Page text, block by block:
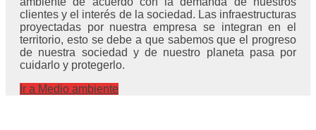
clientes y el interés de la sociedad. Las infraestructuras
proyectadas por nuestra empresa se integran en el
territorio, esto se debe a que sabemos que el progreso
de nuestra sociedad y de nuestro planeta pasa por
cuidarlo y protegerlo.
Ir a Medio ambiente